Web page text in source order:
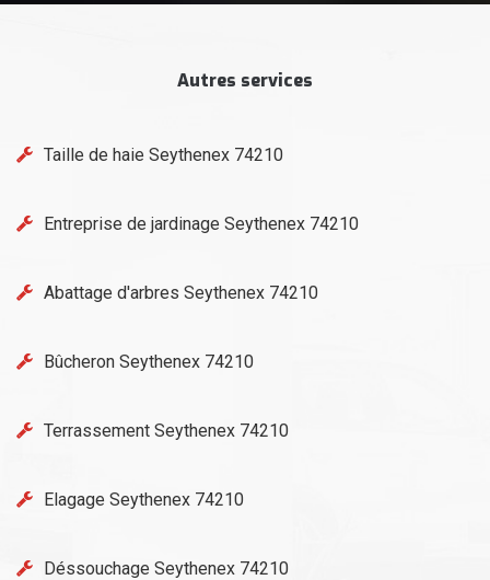
Autres services
Taille de haie Seythenex 74210
Entreprise de jardinage Seythenex 74210
Abattage d'arbres Seythenex 74210
Bûcheron Seythenex 74210
Terrassement Seythenex 74210
Elagage Seythenex 74210
Déssouchage Seythenex 74210